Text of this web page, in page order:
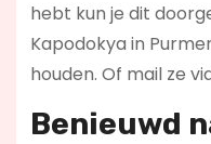
hebt kun je dit
Kapodokya in
houden. Of mail ze
Benieuwd